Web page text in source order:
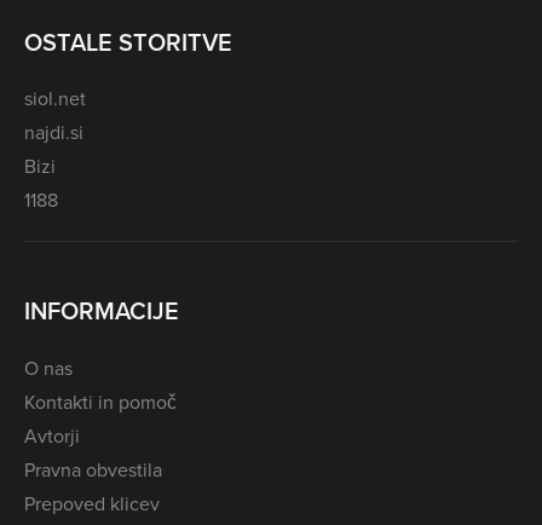
OSTALE STORITVE
siol.net
najdi.si
Bizi
1188
INFORMACIJE
O nas
Kontakti in pomoč
Avtorji
Pravna obvestila
Prepoved klicev